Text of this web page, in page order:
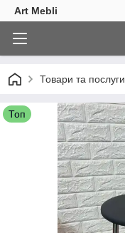
Art Mebli
Товари та послуги
Топ